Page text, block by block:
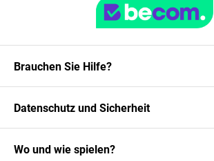
Brauchen Sie Hilfe?
Datenschutz und Sicherheit
Wo und wie spielen?